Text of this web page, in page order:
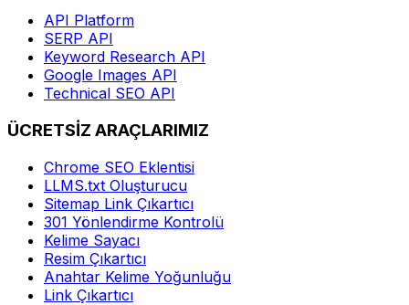
API Platform
SERP API
Keyword Research API
Google Images API
Technical SEO API
ÜCRETSİZ ARAÇLARIMIZ
Chrome SEO Eklentisi
LLMS.txt Oluşturucu
Sitemap Link Çıkartıcı
301 Yönlendirme Kontrolü
Kelime Sayacı
Resim Çıkartıcı
Anahtar Kelime Yoğunluğu
Link Çıkartıcı